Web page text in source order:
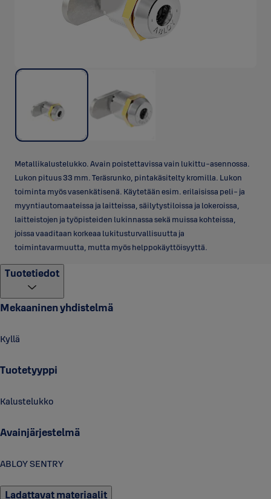
Metallikalustelukko. Avain poistettavissa vain lukittu-asennossa.
Lukon pituus 33 mm. Teräsrunko, pintakäsitelty kromilla. Lukon
toiminta myös vasenkätisenä. Käytetään esim. erilaisissa peli- ja
myyntiautomaateissa ja laitteissa, säilytystiloissa ja lokeroissa,
laitteistojen ja työpisteiden lukinnassa sekä muissa kohteissa,
joissa vaaditaan korkeaa lukitusturvallisuutta ja
toimintavarmuutta, mutta myös helppokäyttöisyyttä.
Tuotetiedot
Mekaaninen yhdistelmä
Kyllä
Tuotetyyppi
Kalustelukko
Avainjärjestelmä
ABLOY SENTRY
Ladattavat materiaalit